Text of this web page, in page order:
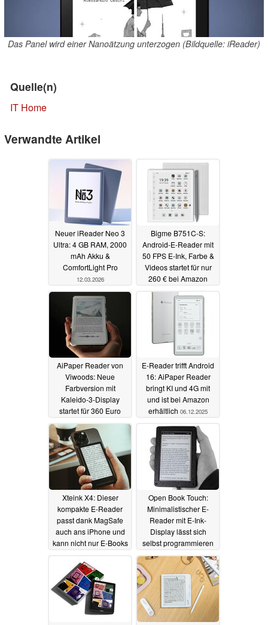
Das Panel wird einer Nanoätzung unterzogen (Bildquelle: iReader)
Quelle(n)
IT Home
Verwandte Artikel
Neuer iReader Neo 3
Ultra: 4 GB RAM, 2000
mAh Akku &
ComfortLight Pro
12.03.2026
Bigme B751C-S:
Android-E-Reader mit
50 FPS E-Ink, Farbe &
Videos startet für nur
260 € bei Amazon
23.12.2025
AiPaper Reader von
Viwoods: Neue
Farbversion mit
Kaleido-3-Display
startet für 360 Euro
07.12.2025
E‑Reader trifft Android
16: AiPaper Reader
bringt KI und 4G mit
und ist bei Amazon
erhältlich 06.12.2025
Xteink X4: Dieser
kompakte E-Reader
passt dank MagSafe
auch ans iPhone und
kann nicht nur E-Books
Open Book Touch:
Minimalistischer E-
Reader mit E-Ink-
Display lässt sich
selbst programmieren
10.11.2025